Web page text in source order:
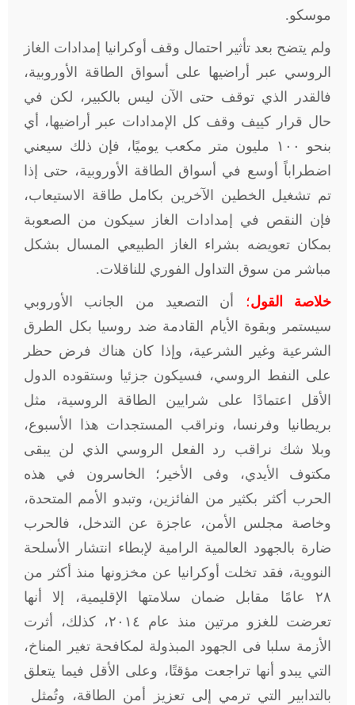
موسكو.
ولم يتضح بعد تأثير احتمال وقف أوكرانيا إمدادات الغاز
الروسي عبر أراضيها على أسواق الطاقة الأوروبية،
فالقدر الذي توقف حتى الآن ليس بالكبير، لكن في
حال قرار كييف وقف كل الإمدادات عبر أراضيها، أي
بنحو ١٠٠ مليون متر مكعب يوميًا، فإن ذلك سيعني
اضطراباً أوسع في أسواق الطاقة الأوروبية، حتى إذا
تم تشغيل الخطين الآخرين بكامل طاقة الاستيعاب،
فإن النقص في إمدادات الغاز سيكون من الصعوبة
بمكان تعويضه بشراء الغاز الطبيعي المسال بشكل
مباشر من سوق التداول الفوري للناقلات.
خلاصة القول؛
أن التصعيد من الجانب الأوروبي
سيستمر وبقوة الأيام القادمة ضد روسيا بكل الطرق
الشرعية وغير الشرعية، وإذا كان هناك فرض حظر
على النفط الروسي، فسيكون جزئيا وستقوده الدول
الأقل اعتمادًا على شرايين الطاقة الروسية، مثل
بريطانيا وفرنسا، ونراقب المستجدات هذا الأسبوع،
وبلا شك نراقب رد الفعل الروسي الذي لن يبقى
مكتوف الأيدي، وفى الأخير؛ الخاسرون في هذه
الحرب أكثر بكثير من الفائزين، وتبدو الأمم المتحدة،
وخاصة مجلس الأمن، عاجزة عن التدخل، فالحرب
ضارة بالجهود العالمية الرامية لإبطاء انتشار الأسلحة
النووية، فقد تخلت أوكرانيا عن مخزونها منذ أكثر من
٢٨ عامًا مقابل ضمان سلامتها الإقليمية، إلا أنها
تعرضت للغزو مرتين منذ عام ٢٠١٤، كذلك، أثرت
الأزمة سلبا فى الجهود المبذولة لمكافحة تغير المناخ،
التي يبدو أنها تراجعت مؤقتًا، وعلى الأقل فيما يتعلق
بالتدابير التي ترمي إلى تعزيز أمن الطاقة، وتُمثل